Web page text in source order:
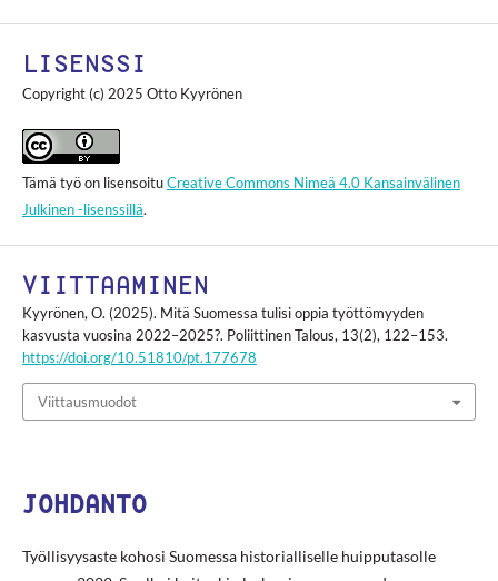
LISENSSI
Copyright (c) 2025 Otto Kyyrönen
Tämä työ on lisensoituCreative Commons Nimeä 4.0 Kansainvälinen
Julkinen -lisenssillä.
VIITTAAMINEN
Kyyrönen, O. (2025). Mitä Suomessa tulisi oppia työttömyyden
kasvusta vuosina 2022–2025?. Poliittinen Talous, 13(2), 122–153.
https://doi.org/10.51810/pt.177678
Viittausmuodot
JOHDANTO
Työllisyysaste kohosi Suomessa historialliselle huipputasolle